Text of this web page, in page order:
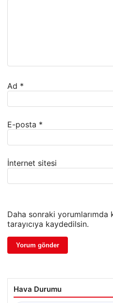
Ad *
E-posta *
İnternet sitesi
Daha sonraki yorumlarımda
tarayıcıya kaydedilsin.
Hava Durumu